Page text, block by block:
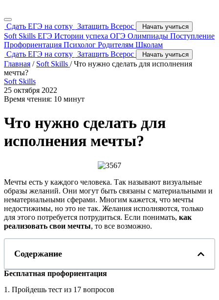
Сдать ЕГЭ на сотку Затащить Всерос Начать учиться
Soft Skills ЕГЭ Истории успеха ОГЭ Олимпиады Поступление
Профориентация Психолог Родителям Школам
Сдать ЕГЭ на сотку Затащить Всерос Начать учиться
Главная / Soft Skills /Что нужно сделать для исполнения
мечты?
Soft Skills
25 октября 2022
Время чтения: 10 минут
Что нужно сделать для
исполнения мечты?
Мечты есть у каждого человека. Так называют визуальные
образы желаний. Они могут быть связаны с материальными и
нематериальными сферами. Многим кажется, что мечты
недостижимы, но это не так. Желания исполняются, только
для этого потребуется потрудиться. Если понимать, как
реализовать свои мечты, то все возможно.
Содержание
Бесплатная профориентация
1. Пройдешь тест из 17 вопросов